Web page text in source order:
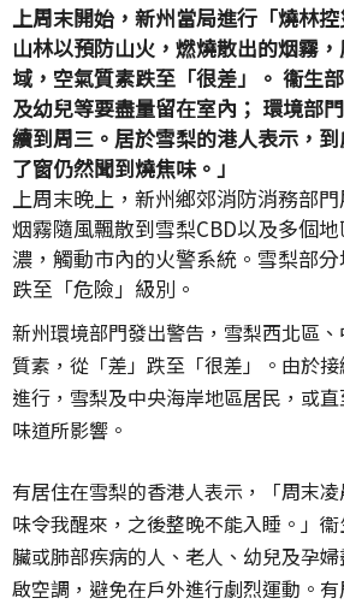
上周末開始，新州當局進行「燒林
山林以預防山火，燃燒散出的烟霧
域，空氣質素跌至「很差」。 衞生
及幼兒等要盡量留在室內； 環境部
續到周三。居於雪梨的港人表示，
了窗仍然聞到燒焦味。」
上周末晚上，新州鄉郊消防消務部
烟霧隨風飄散到雪梨CBD以及多個
濃，觸動市內的火警系統。雪梨部
跌至「危險」級別。
新州環境部門發出警告，雪梨西北區
質素，從「差」跌至「很差」。由於接
進行，雪梨及中央海岸地區居民，或
味道所影響。
有居住在雪梨的香港人表示，「周末
味令我醒來，之後整晚不能入睡。」
臟或肺部疾病的人、老人、幼兒及孕
啟空調，避免在戶外進行劇烈運動。